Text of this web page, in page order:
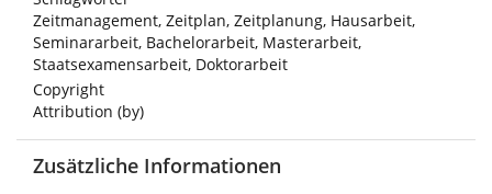
Zeitmanagement, Zeitplan, Zeitplanung, Hausarbeit,
Seminararbeit, Bachelorarbeit, Masterarbeit,
Staatsexamensarbeit, Doktorarbeit
Copyright
Attribution (by)
Zusätzliche Informationen